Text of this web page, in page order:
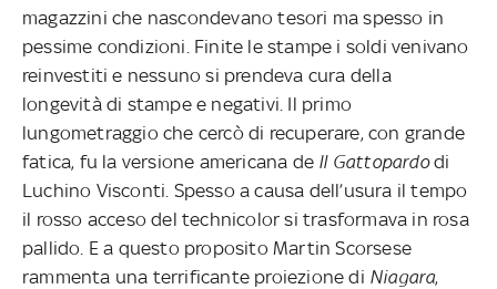
magazzini che nascondevano tesori ma spesso in
pessime condizioni. Finite le stampe i soldi venivano
reinvestiti e nessuno si prendeva cura della
longevità di stampe e negativi. Il primo
lungometraggio che cercò di recuperare, con grande
fatica, fu la versione americana de Il Gattopardodi
Luchino Visconti. Spesso a causa dell’usura il tempo
il rosso acceso del technicolor si trasformava in rosa
pallido. E a questo proposito Martin Scorsese
rammenta una terrificante proiezione di Niagara,